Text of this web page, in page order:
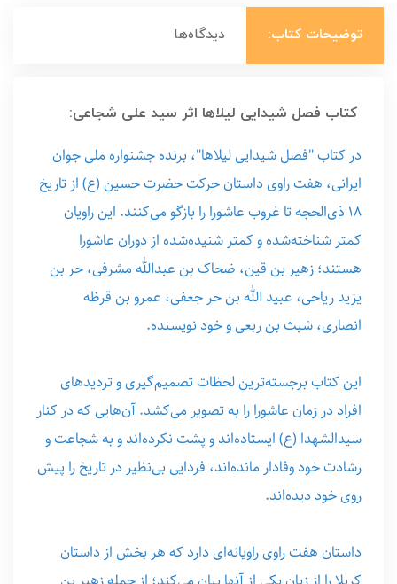
توضیحات کتاب: دیدگاه‌ها
کتاب فصل شیدایی لیلاها اثر سید علی شجاعی:
در کتاب "فصل شیدایی لیلاها"، برنده جشنواره ملی جوان
ایرانی، هفت راوی داستان حرکت حضرت حسین (ع) از تاریخ
۱۸ ذی‌الحجه تا غروب عاشورا را بازگو می‌کنند. این راویان
کمتر شناخته‌شده و کمتر شنیده‌شده از دوران عاشورا
هستند؛ زهیر بن قین، ضحاک بن عبدالله مشرفی، حر بن
یزید ریاحی، عبید الله بن حر جعفی، عمرو بن قرظه
انصاری، شبث بن ربعی و خود نویسنده.
این کتاب برجسته‌ترین لحظات تصمیم‌گیری و تردیدهای
افراد در زمان عاشورا را به تصویر می‌کشد. آن‌هایی که در کنار
سیدالشهدا (ع) ایستاده‌اند و پشت نکرده‌اند و به شجاعت و
رشادت خود وفادار مانده‌اند، فردایی بی‌نظیر در تاریخ را پیش
روی خود دیده‌اند.
داستان هفت راوی راویانه‌ای دارد که هر بخش از داستان